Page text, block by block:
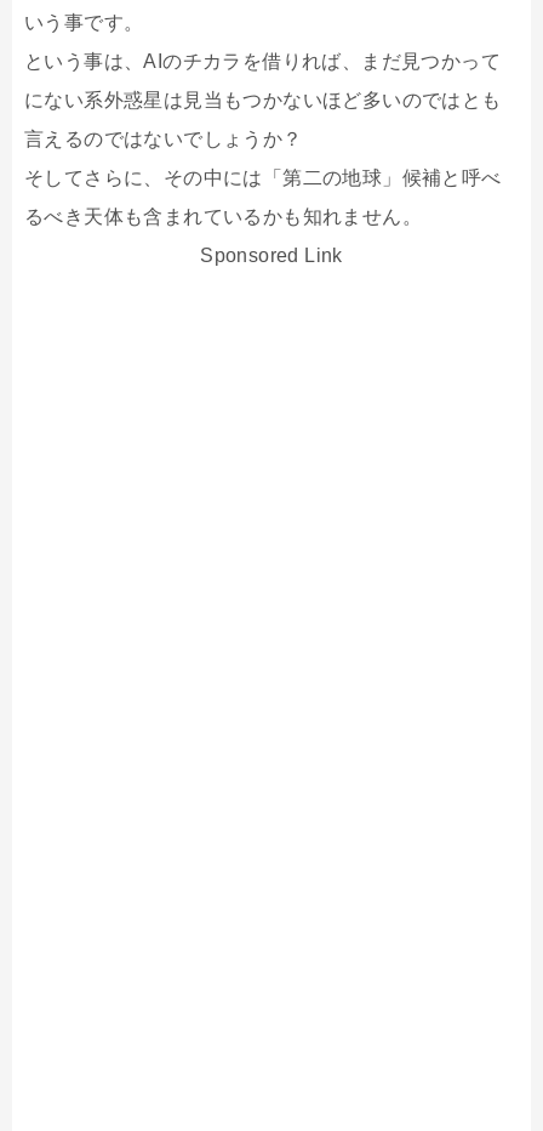
いう事です。
という事は、AIのチカラを借りれば、まだ見つかって
にない系外惑星は見当もつかないほど多いのではとも
言えるのではないでしょうか？
そしてさらに、その中には「第二の地球」候補と呼べ
るべき天体も含まれているかも知れません。
Sponsored Link